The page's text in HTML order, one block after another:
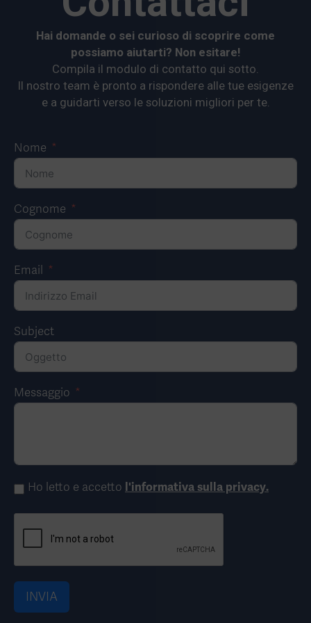
Hai domande o sei curioso di scoprire come
possiamo aiutarti? Non esitare!
Compila il modulo di contatto qui sotto.
Il nostro team è pronto a rispondere alle tue esigenze
e a guidarti verso le soluzioni migliori per te.
Nome
Cognome
Email
Subject
Messaggio
Ho letto e accetto l'informativa sulla privacy.
INVIA